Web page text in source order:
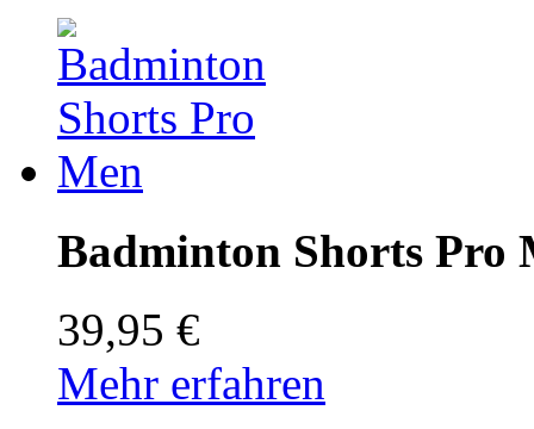
Badminton Shorts Pro
39,95 €
Mehr erfahren